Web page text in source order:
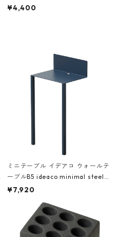
AKU Timeless 100パーセント ス
¥4,400
ミニテーブル イデアコ ウォールテ
ーブルB5 ideaco minimal steel f
urniture WALL Table B5 ネイビー
¥7,920